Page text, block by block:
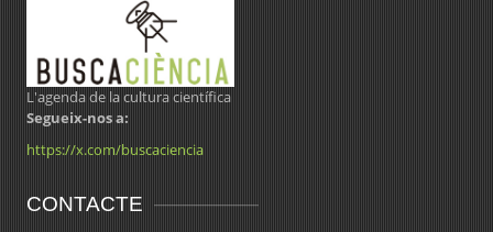
L'agenda de la cultura científica
Segueix-nos a:
https://x.com/buscaciencia
CONTACTE